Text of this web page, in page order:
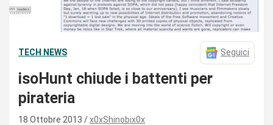
TECH NEWS Seguici
isoHunt chiude i battenti per
pirateria
18 Ottobre 2013 x0xShinobix0x